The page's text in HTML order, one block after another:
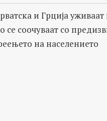
и Грција
се соочуваат со
на населението